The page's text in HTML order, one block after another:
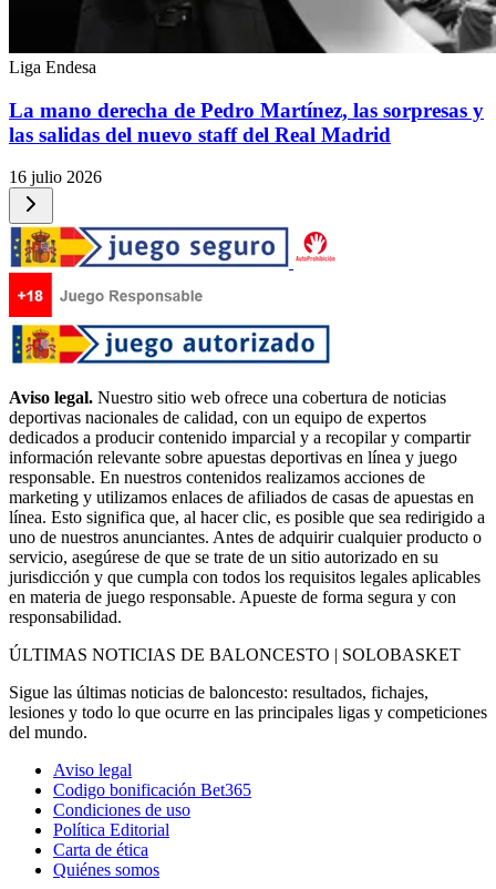
Liga Endesa
La mano derecha de Pedro Martínez, las sorpresas y
las salidas del nuevo staff del Real Madrid
16 julio 2026
Aviso legal. Nuestro sitio web ofrece una cobertura de noticias
deportivas nacionales de calidad, con un equipo de expertos
dedicados a producir contenido imparcial y a recopilar y compartir
información relevante sobre apuestas deportivas en línea y juego
responsable. En nuestros contenidos realizamos acciones de
marketing y utilizamos enlaces de afiliados de casas de apuestas en
línea. Esto significa que, al hacer clic, es posible que sea redirigido a
uno de nuestros anunciantes. Antes de adquirir cualquier producto o
servicio, asegúrese de que se trate de un sitio autorizado en su
jurisdicción y que cumpla con todos los requisitos legales aplicables
en materia de juego responsable. Apueste de forma segura y con
responsabilidad.
ÚLTIMAS NOTICIAS DE BALONCESTO | SOLOBASKET
Sigue las últimas noticias de baloncesto: resultados, fichajes,
lesiones y todo lo que ocurre en las principales ligas y competiciones
del mundo.
Aviso legal
Codigo bonificación Bet365
Condiciones de uso
Política Editorial
Carta de ética
Quiénes somos